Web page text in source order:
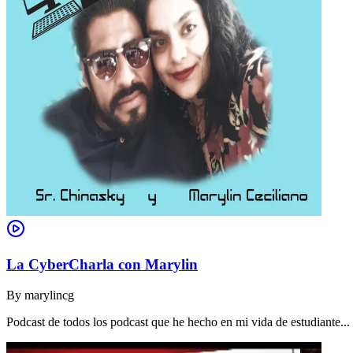
La CyberCharla con Marylin
By marylincg
Podcast de todos los podcast que he hecho en mi vida de